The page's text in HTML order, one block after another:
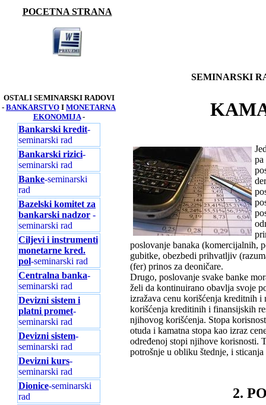
POCETNA STRANA
SEMINARSKI
OSTALI SEMINARSKI RADOVI
- BANKARSTVO I MONETARNA
EKONOMIJA-
Bankarski kredit-
seminarski rad
Bankarski rizici-
seminarski rad
Banke-seminarski
rad
Bazelski komitet za
bankarski nadzor -
seminarski rad
Ciljevi i instrumenti
monetarne kred.
pol-seminarski rad
Centralna banka-
seminarski rad
Devizni sistem i
platni promet-
seminarski rad
Devizni sistem-
seminarski rad
Devizni kurs-
seminarski rad
Dionice-seminarski
rad
pa
poslovanje banaka (komercijalnih,
gubitke, obezbedi prihvatljiv
(fer) prinos za deoničare.
Drugo, poslovanje svake banke
želi da kontinuirano obavlja svoje
izražava cenu korišćenja kreditnih i
korišćenja kreditinih i finansijskih
njihovog korišćenja. Stopa
otuda i kamatna stopa kao izraz
određenoj stopi njihove korisnosti.
potrošnje u obliku štednje, i
2.